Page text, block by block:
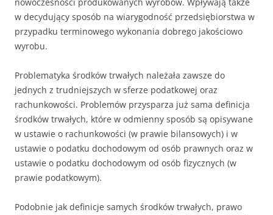
w decydujący sposób na wiarygodność przedsiębiorstwa w
przypadku terminowego wykonania dobrego jakościowo
wyrobu.
Problematyka środków trwałych należała zawsze do
jednych z trudniejszych w sferze podatkowej oraz
rachunkowości. Problemów przysparza już sama definicja
środków trwałych, które w odmienny sposób są opisywane
w ustawie o rachunkowości (w prawie bilansowych) i w
ustawie o podatku dochodowym od osób prawnych oraz w
ustawie o podatku dochodowym od osób fizycznych (w
prawie podatkowym).
Podobnie jak definicje samych środków trwałych, prawo